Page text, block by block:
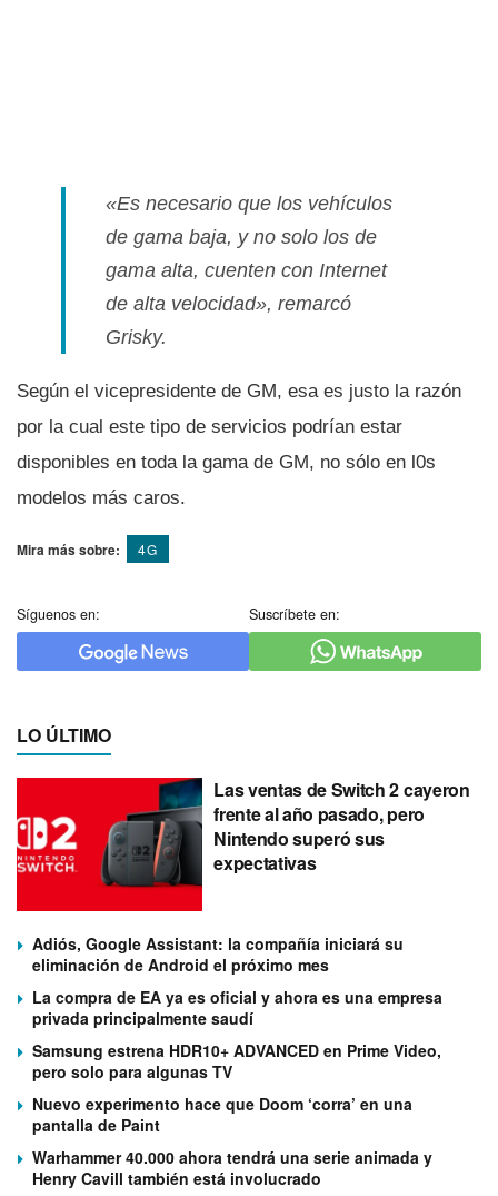
«Es necesario que los vehí­culos
de gama baja, y no solo los de
gama alta, cuenten con Internet
de alta velocidad», remarcó
Grisky.
Según el vicepresidente de GM, esa es justo la razón
por la cual este tipo de servicios podrí­an estar
disponibles en toda la gama de GM, no sólo en l0s
modelos más caros.
Mira más sobre: 4G
Síguenos en: Suscríbete en:
LO ÚLTIMO
Las ventas de Switch 2 cayeron
frente al año pasado, pero
Nintendo superó sus
expectativas
Adiós, Google Assistant: la compañía iniciará su
eliminación de Android el próximo mes
La compra de EA ya es oficial y ahora es una empresa
privada principalmente saudí
Samsung estrena HDR10+ ADVANCED en Prime Video,
pero solo para algunas TV
Nuevo experimento hace que Doom ‘corra’ en una
pantalla de Paint
Warhammer 40.000 ahora tendrá una serie animada y
Henry Cavill también está involucrado